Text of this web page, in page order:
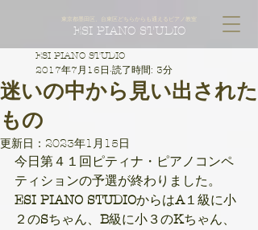
東京都墨田区、台東区どちらからも通えるピアノ教室
ESI PIANO STUDIO
迷いの中から見い出された
もの
ESI PIANO STUDIO
2017年7月16日 読了時間: 3分
更新日： 2023年1月15日
今日第４１回ピティナ・ピアノコンペ
ティションの予選が終わりました。
ESI PIANO STUDIOからはA１級に小
２のSちゃん、 B級に小３のKちゃん、